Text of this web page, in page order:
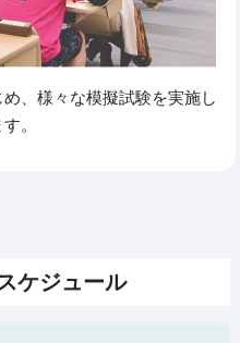
、様々な模擬試験を実施し
。
ケジュール